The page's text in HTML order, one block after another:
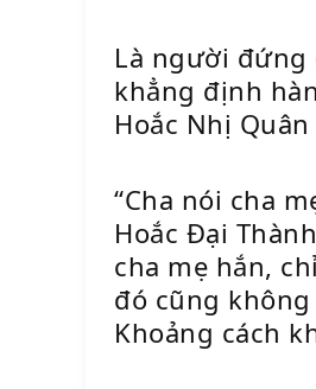
Là người đứng
khẳng định
Hoắc Nhị
“Cha nói cha
Hoắc Đại
cha mẹ hắn,
đó cũng
Khoảng cách